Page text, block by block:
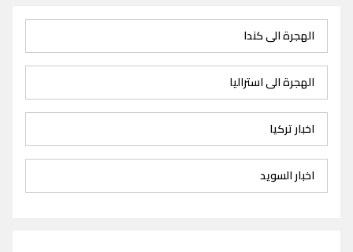
الهجرة الى كندا
الهجرة الى استراليا
اخبار تركيا
اخبار السويد